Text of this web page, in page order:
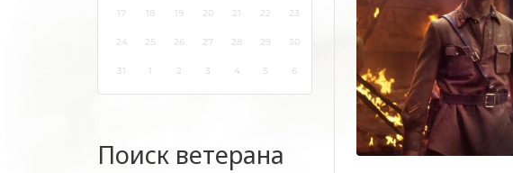
17 18 19 20 21 22 23
24 25 26 27 28 29 30
31 1 2 3 4 5 6
Поиск ветерана